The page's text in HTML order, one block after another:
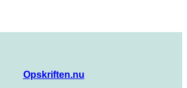
Opskriften.nu